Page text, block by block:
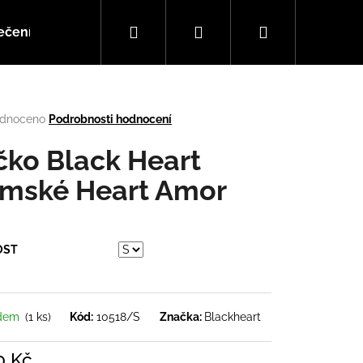
Hudba
Hledat PřihlášeníNákupní
Podrobnosti hodnocení
Black Heart
Heart Amor
(1 ks) Kód: 10518/S Značka: Blackheart
Následující